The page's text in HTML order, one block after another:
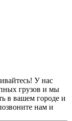
У нас
грузов и мы
в вашем городе и
нам и